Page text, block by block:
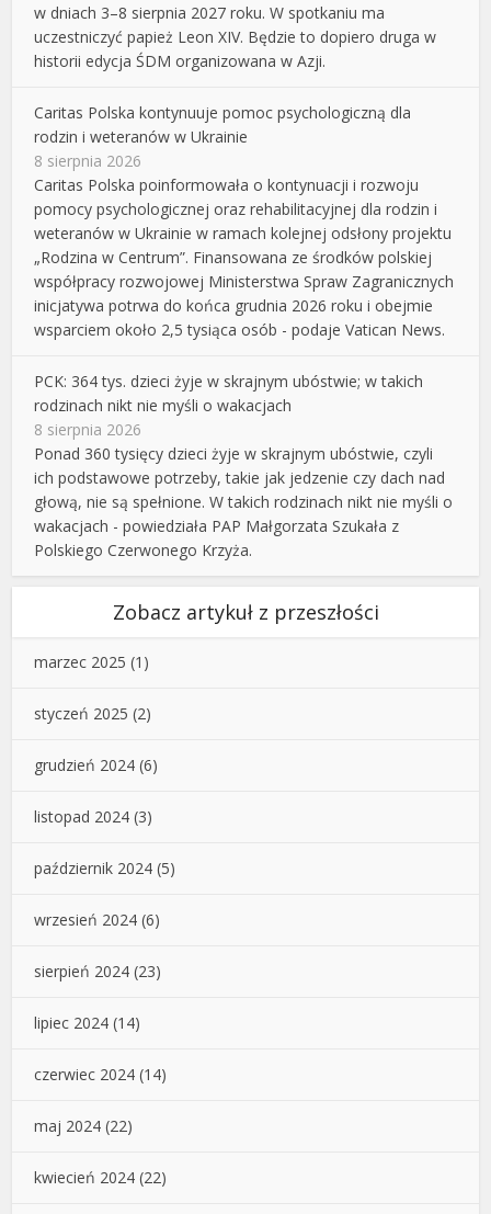
w dniach 3–8 sierpnia 2027 roku. W spotkaniu ma
uczestniczyć papież Leon XIV. Będzie to dopiero druga w
historii edycja ŚDM organizowana w Azji.
Caritas Polska kontynuuje pomoc psychologiczną dla
rodzin i weteranów w Ukrainie
8 sierpnia 2026
Caritas Polska poinformowała o kontynuacji i rozwoju
pomocy psychologicznej oraz rehabilitacyjnej dla rodzin i
weteranów w Ukrainie w ramach kolejnej odsłony projektu
„Rodzina w Centrum”. Finansowana ze środków polskiej
współpracy rozwojowej Ministerstwa Spraw Zagranicznych
inicjatywa potrwa do końca grudnia 2026 roku i obejmie
wsparciem około 2,5 tysiąca osób - podaje Vatican News.
PCK: 364 tys. dzieci żyje w skrajnym ubóstwie; w takich
rodzinach nikt nie myśli o wakacjach
8 sierpnia 2026
Ponad 360 tysięcy dzieci żyje w skrajnym ubóstwie, czyli
ich podstawowe potrzeby, takie jak jedzenie czy dach nad
głową, nie są spełnione. W takich rodzinach nikt nie myśli o
wakacjach - powiedziała PAP Małgorzata Szukała z
Polskiego Czerwonego Krzyża.
Zobacz artykuł z przeszłości
marzec 2025 (1)
styczeń 2025 (2)
grudzień 2024 (6)
listopad 2024 (3)
październik 2024 (5)
wrzesień 2024 (6)
sierpień 2024 (23)
lipiec 2024 (14)
czerwiec 2024 (14)
maj 2024 (22)
kwiecień 2024 (22)